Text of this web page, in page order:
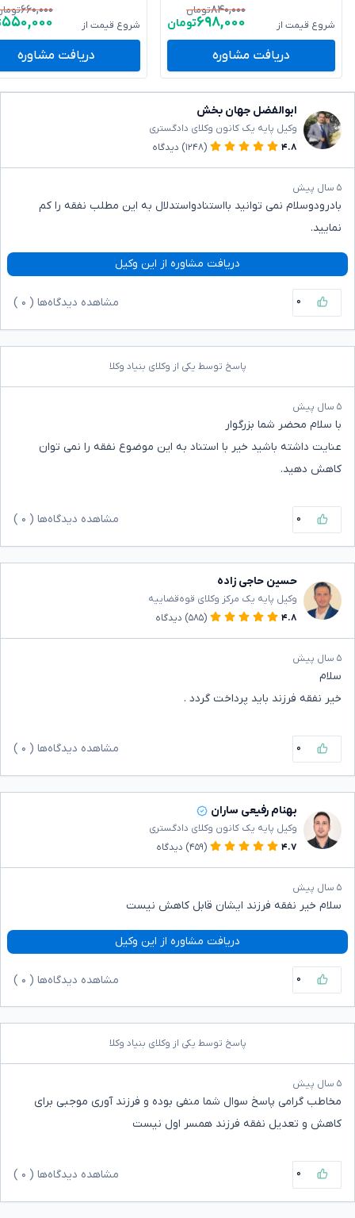
شروع قیمت از
۸۴۰,۰۰۰تومان
۶۹۸,۰۰۰تومان
دریافت مشاوره
شروع قیمت از
۶۶۰,۰۰۰
۵۵۰,۰۰۰
دریافت مشاوره
ابوالفضل جهان بخش
وکیل پایه یک کانون وکلای دادگستری
۴.۸
(۱۲۴۸) دیدگاه
۵ سال پیش
بادرودوسلام نمی توانید بااستنادواستدلال به این مطلب نفقه را کم
نمایید.
دریافت مشاوره از این وکیل
۰ مشاهده دیدگاه‌ها ( ۰
پاسخ توسط یکی از وکلای بنیاد وکلا
۵ سال پیش
با سلام محضر شما بزرگوار
عنایت داشته باشید خیر با استناد به این موضوع نفقه را نمی توان
کاهش دهید.
۰ مشاهده دیدگاه‌ها ( ۰
حسین حاجی زاده
وکیل پایه یک مرکز وکلای قوه‌قضاییه
۴.۸
(۵۸۵) دیدگاه
۵ سال پیش
سلام
خیر نفقه فرزند باید پرداخت گردد .
۰ مشاهده دیدگاه‌ها ( ۰
بهنام رفیعی ساران
وکیل پایه یک کانون وکلای دادگستری
۴.۷
(۴۵۹) دیدگاه
۵ سال پیش
سلام خیر نفقه فرزند ایشان قابل کاهش نیست
دریافت مشاوره از این وکیل
۰ مشاهده دیدگاه‌ها ( ۰
پاسخ توسط یکی از وکلای بنیاد وکلا
۵ سال پیش
مخاطب گرامی پاسخ سوال شما منفی بوده و فرزند آوری موجبی برای
کاهش و تعدیل نفقه فرزند همسر اول نیست
۰ مشاهده دیدگاه‌ها ( ۰